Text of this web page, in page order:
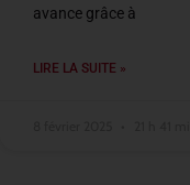
avance grâce à
LIRE LA SUITE »